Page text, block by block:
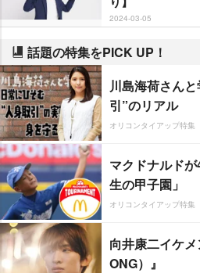
2024-03-05
話題の特集をPICK UP！
川島海荷さん
引”のリアル
オリコンタイアップ特集
マクドナルド
生の甲子園」
オリコンタイアップ特集
向井康二イケ
ONG）』